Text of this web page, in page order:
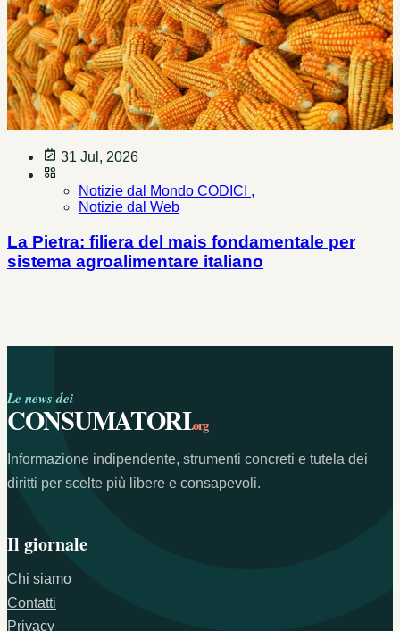
31 Jul, 2026
Notizie dal Mondo CODICI ,
Notizie dal Web
La Pietra: filiera del mais fondamentale per
sistema agroalimentare italiano
Le news dei
CONSUMATORI.org
Informazione indipendente, strumenti concreti e tutela dei
diritti per scelte più libere e consapevoli.
Il giornale
Chi siamo
Contatti
Privacy